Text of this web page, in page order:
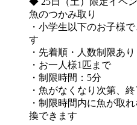
魚のつかみ取り
・小学生以下のお子様
す
・先着順・人数制限あり
・お一人様1匹まで
・制限時間：5分
・魚がなくなり次第、
・制限時間内に魚が取
換できます